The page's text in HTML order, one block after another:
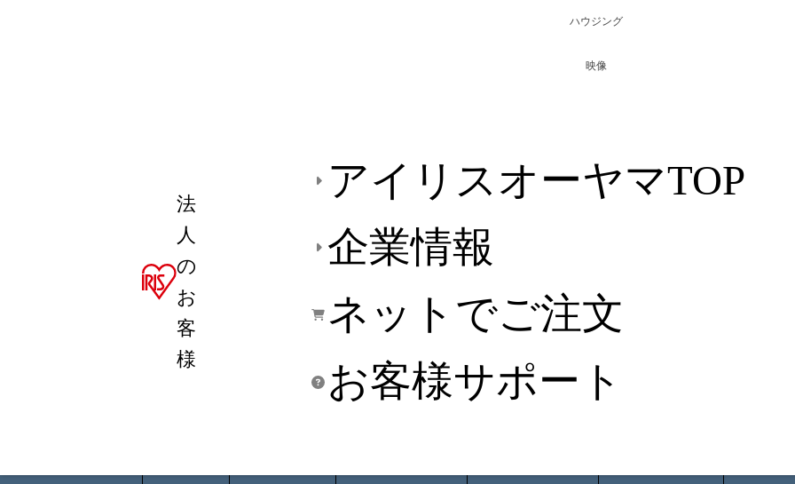
法
人
の
お
客
様
アイリスオーヤマTOP
企業情報
ネットでご注文
お客様サポート
ハウジング
映像